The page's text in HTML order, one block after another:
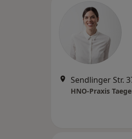
Sendlinger Str.
HNO-Praxis